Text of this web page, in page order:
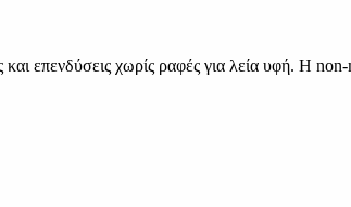
επενδύσεις χωρίς ραφές για λεία υφή. Η